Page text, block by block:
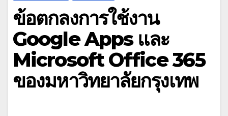
ข้อตกลงการใช้งาน
Google Apps และ
Microsoft Office 365
ของมหาวิทยาลัยกรุงเทพ